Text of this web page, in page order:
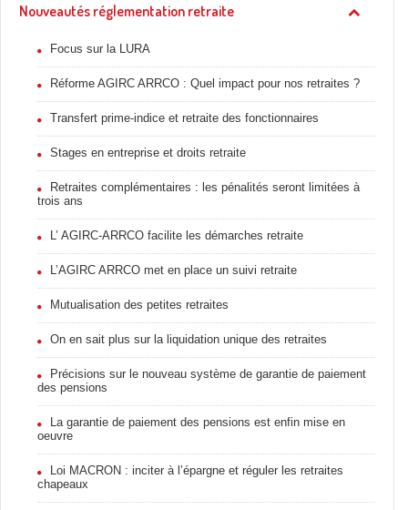
Nouveautés réglementation retraite
Focus sur la LURA
Réforme AGIRC ARRCO : Quel impact pour nos retraites ?
Transfert prime-indice et retraite des fonctionnaires
Stages en entreprise et droits retraite
Retraites complémentaires : les pénalités seront limitées à
trois ans
L’ AGIRC-ARRCO facilite les démarches retraite
L’AGIRC ARRCO met en place un suivi retraite
Mutualisation des petites retraites
On en sait plus sur la liquidation unique des retraites
Précisions sur le nouveau système de garantie de paiement
des pensions
La garantie de paiement des pensions est enfin mise en
oeuvre
Loi MACRON : inciter à l’épargne et réguler les retraites
chapeaux